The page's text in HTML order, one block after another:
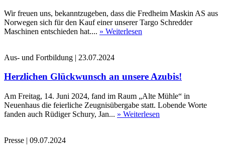
Wir freuen uns, bekanntzugeben, dass die Fredheim Maskin AS aus
Norwegen sich für den Kauf einer unserer Targo Schredder
Maschinen entschieden hat.... » Weiterlesen
Aus- und Fortbildung | 23.07.2024
Herzlichen Glückwunsch an unsere Azubis!
Am Freitag, 14. Juni 2024, fand im Raum „Alte Mühle“ in
Neuenhaus die feierliche Zeugnisübergabe statt. Lobende Worte
fanden auch Rüdiger Schury, Jan... » Weiterlesen
Presse | 09.07.2024